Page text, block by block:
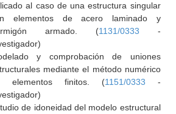
al caso de una estructura singular
elementos de acero laminado y
armado. (1131/0333 -
y comprobación de uniones
mediante el método numérico
elementos finitos. (1151/0333 -
de idoneidad del modelo estructural